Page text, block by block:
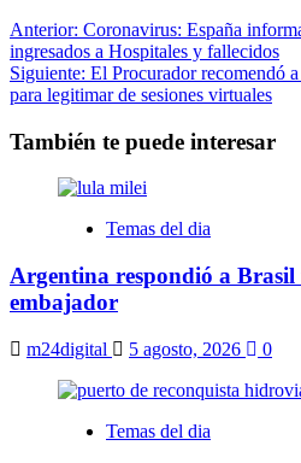
Navegación
de
entradas
Anterior: Coronavirus: España
ingresados a Hospitales y fallecidos
Siguiente: El Procurador recomendó
para legitimar de sesiones virtuales
También te puede interesar
Temas del dia
Argentina respondió a Brasil
embajador
m24digital 5 agosto, 2026 0
Temas del dia